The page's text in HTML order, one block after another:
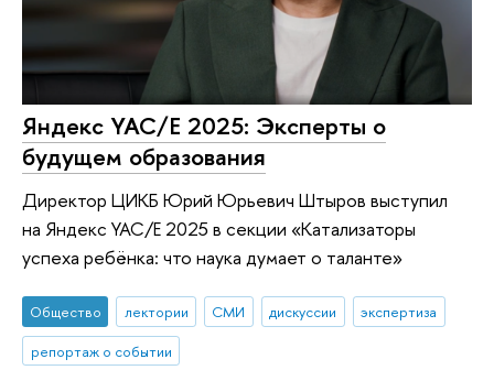
Яндекс YAC/E 2025: Эксперты о
будущем образования
Директор ЦИКБ Юрий Юрьевич Штыров выступил
на Яндекс YAC/E 2025 в секции «Катализаторы
успеха ребёнка: что наука думает о таланте»
Общество лектории СМИ дискуссии
экспертиза
репортаж о событии